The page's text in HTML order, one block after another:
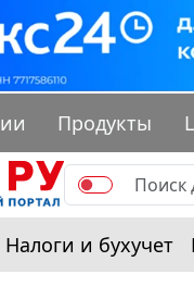
Продукты
Налоги и бухучет